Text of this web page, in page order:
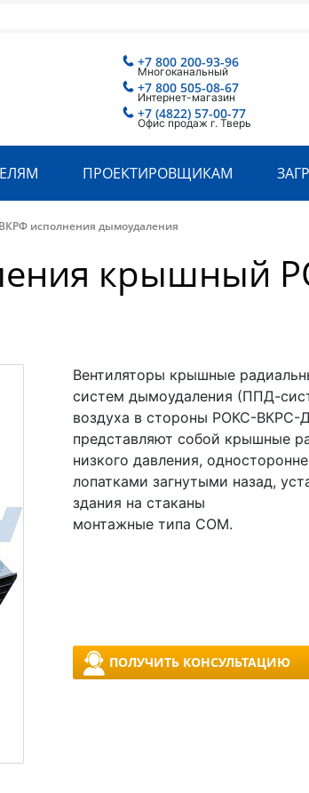
+7 800 200-93-96
Многоканальный
+7 800 505-08-67
Интернет-магазин
+7 (4822) 57-00-77
Офис продаж г. Тверь
ПРОЕКТИРОВЩИКАМ
исполнения дымоудаления
крышный
Вентиляторы крышные
систем дымоудаления (ППД-
воздуха в стороны РОКС-
представляют собой крышные
низкого давления,
лопатками загнутыми назад,
здания на стаканы
монтажные типа СОМ.
ПОЛУЧИТЬ КОНСУЛЬТАЦИЮ